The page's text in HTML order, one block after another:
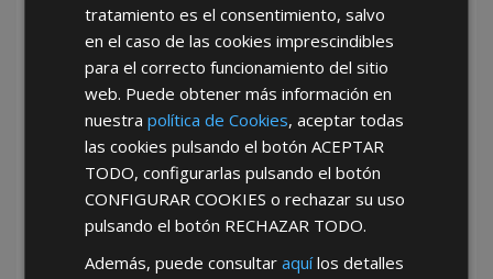
SIN CUOTAS mensuales
SIN PERIODOS de permanencia
SIN CARGOS por publicidad
SIN COMISIONES sobre ventas
SIN IMPORTE mínimo de compras
tratamiento es el consentimiento, salvo
en el caso de las cookies imprescindibles
para el correcto funcionamiento del sitio
web. Puede obtener más información en
nuestrapolítica de Cookies, aceptar todas
las cookies pulsando el botónACEPTAR
TODO, configurarlas pulsando el botón
CONFIGURAR COOKIES o rechazar su uso
pulsando el botón RECHAZAR TODO.
Además, puede consultaraquílos detalles